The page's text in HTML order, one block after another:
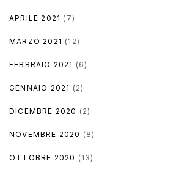
APRILE 2021 (7)
MARZO 2021 (12)
FEBBRAIO 2021 (6)
GENNAIO 2021 (2)
DICEMBRE 2020 (2)
NOVEMBRE 2020 (8)
OTTOBRE 2020 (13)